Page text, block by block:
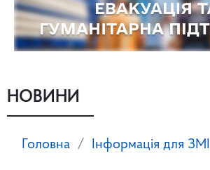
НОВИНИ
Головна Інформація для ЗМІ